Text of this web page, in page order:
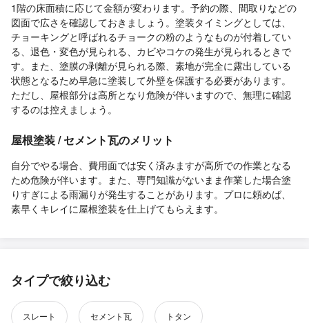
1階の床面積に応じて金額が変わります。予約の際、間取りなどの
図面で広さを確認しておきましょう。塗装タイミングとしては、
チョーキングと呼ばれるチョークの粉のようなものが付着してい
る、退色・変色が見られる、カビやコケの発生が見られるときで
す。また、塗膜の剥離が見られる際、素地が完全に露出している
状態となるため早急に塗装して外壁を保護する必要があります。
ただし、屋根部分は高所となり危険が伴いますので、無理に確認
するのは控えましょう。
屋根塗装 / セメント瓦のメリット
自分でやる場合、費用面では安く済みますが高所での作業となる
ため危険が伴います。また、専門知識がないまま作業した場合塗
りすぎによる雨漏りが発生することがあります。プロに頼めば、
素早くキレイに屋根塗装を仕上げてもらえます。
タイプで絞り込む
スレート セメント瓦 トタン